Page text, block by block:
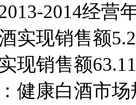
2014经营
实现销售额
现销售额
康白酒市场